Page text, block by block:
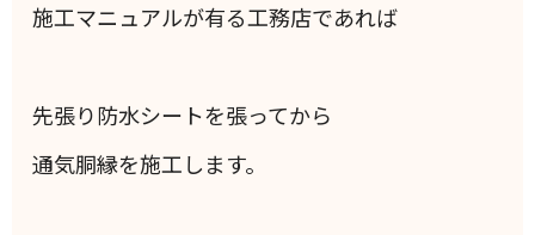
施工マニュアルが有る工務店であれば
先張り防水シートを張ってから
通気胴縁を施工します。